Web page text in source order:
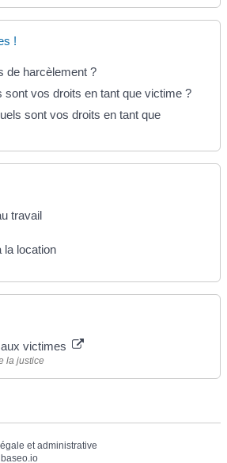
!
de harcèlement ?
sont vos droits en tant que victime ?
sont vos droits en tant que
travail
la location
victimes
la justice
et administrative
baseo.io